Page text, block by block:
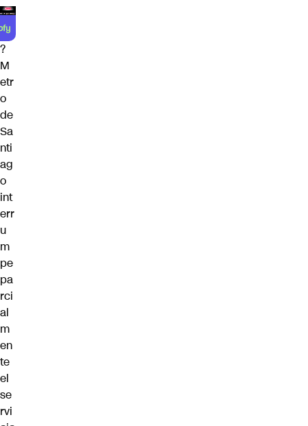
?
M
etr
o
de
Sa
nti
ag
o
int
err
u
m
pe
pa
rci
al
m
en
te
el
se
rvi